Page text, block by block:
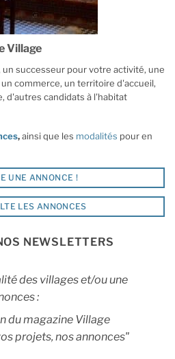
Village
successeur pour votre activité, une
commerce, un territoire d'accueil,
d'autres candidats à l'habitat
,ainsi que les modalités pour en
UNE ANNONCE !
LES ANNONCES
NEWSLETTERS
des villages et/ou une
:
du magazine Village
projets, nos annonces"